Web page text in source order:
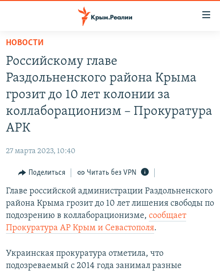
Вернуться
основному
содержанию
главной
навигации
КАРТА ВОЕННЫХ ОБЪЕКТОВ КРЫМА
11 ЛЕТ ОККУПАЦИИ КРЫМА. 11 ИСТОРИЙ СОПРОТИВЛЕНИЯ
ИСТОРИЯ
ЕЩЕ
ТЕЛЕПРОЕКТ КРЫМ.РЕАЛИИ
СОВЕТЫ ПРАВОЗАЩИТНИКОВ
ПОБЕДИТЕЛЕЙ НЕ СУДЯТ?
ELIFBE
КАК ОБОЙТИ БЛОКИРОВКУ
Qırımtatar
ПРИСОЕДИНЯЙТЕСЬ!
НОВОСТИ
Российскому главе
Раздольненского района Крыма
грозит до 10 лет колонии за
коллаборационизм – Прокуратура
АРК
27 марта 2023, 10:40
Поделиться Читать без VPN
Главе российской администрации Раздольненского
района Крыма грозит до 10 лет лишения свободы по
подозрению в коллаборационизме, сообщает
Прокуратура АР Крым и Севастополя.
Украинская прокуратура отметила, что
подозреваемый с 2014 года занимал разные